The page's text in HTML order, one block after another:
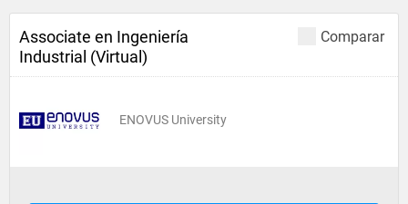
Comparar
Associate en Ingeniería
Industrial (Virtual)
ENOVUS University